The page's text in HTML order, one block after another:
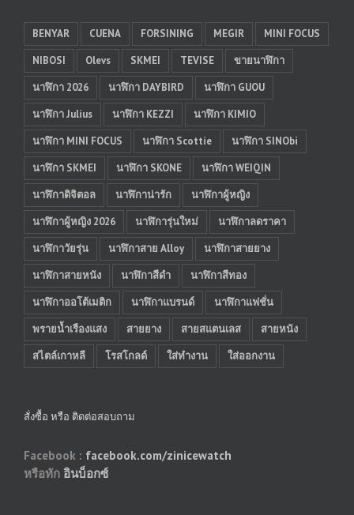
BENYAR CUENA FORSINING MEGIR
MINI FOCUS
NIBOSI
Olevs SKMEI TEVISE
ขายนาฬิกา
นาฬิกา 2026
นาฬิกา DAYBIRD
นาฬิกา GUOU
นาฬิกา Julius
นาฬิกา KEZZI
นาฬิกา KIMIO
นาฬิกา MINI FOCUS
นาฬิกา Scottie
นาฬิกา SINObi
นาฬิกา SKMEI
นาฬิกา SKONE
นาฬิกา WEIQIN
นาฬิกาดิจิตอล
นาฬิกาน่ารัก
นาฬิกาผู้หญิง
นาฬิกาผู้หญิง 2026
นาฬิการุ่นใหม่
นาฬิกาลดราคา
นาฬิกาวัยรุ่น
นาฬิกาสาย Alloy
นาฬิกาสายยาง
นาฬิกาสายหนัง
นาฬิกาสีดำ
นาฬิกาสีทอง
นาฬิกาออโต้เมติก
นาฬิกาแบรนด์
นาฬิกาแฟชั่น
พรายน้ำเรืองแสง
สายยาง สายสแตนเลส
สายหนัง
สไตล์เกาหลี
โรสโกลด์ ใส่ทำงาน ใส่ออกงาน
สั่งซื้อ หรือ ติดต่อสอบถาม
Facebook : facebook.com/zinicewatch
หรือทัก อินบ็อกซ์